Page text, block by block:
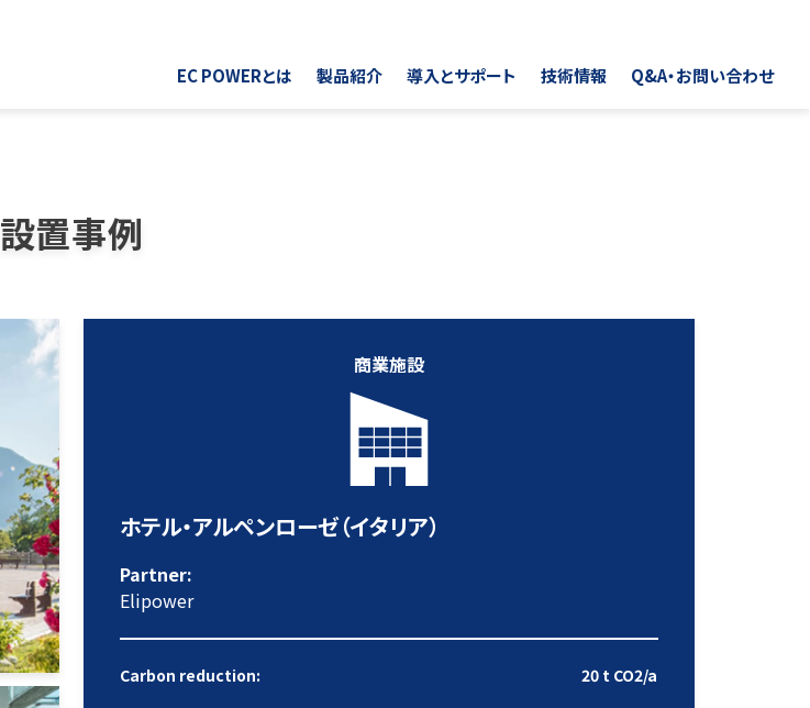
EC POWERとは 製品紹介 導入とサポート 技術情報 Q&A・お問い合わせ
設置事例
商業施設
ホテル・アルペンローゼ（イタリア）
Partner:
Elipower
Carbon reduction: 20 t CO2/a